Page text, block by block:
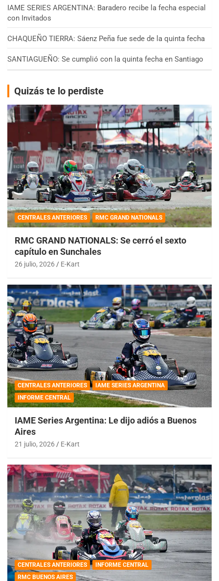
IAME SERIES ARGENTINA: Baradero recibe la fecha especial
con Invitados
CHAQUEÑO TIERRA: Sáenz Peña fue sede de la quinta fecha
SANTIAGUEÑO: Se cumplió con la quinta fecha en Santiago
Quizás te lo perdiste
CENTRALES ANTERIORES RMC GRAND NATIONALS
RMC GRAND NATIONALS: Se cerró el sexto
capítulo en Sunchales
26 julio, 2026 E-Kart
CENTRALES ANTERIORES
IAME SERIES ARGENTINA
INFORME CENTRAL
IAME Series Argentina: Le dijo adiós a Buenos
Aires
21 julio, 2026 E-Kart
CENTRALES ANTERIORES
INFORME CENTRAL
RMC BUENOS AIRES